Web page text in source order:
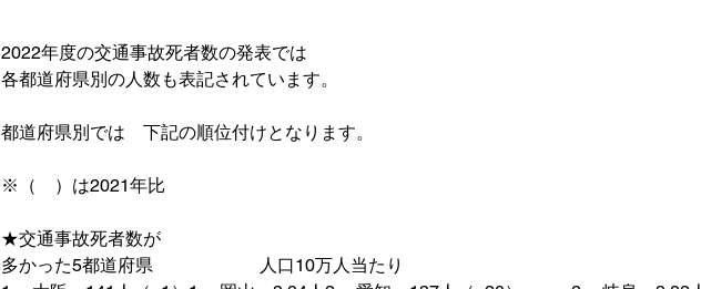
2022年度の交通事故死者数の発表では
各都道府県別の人数も表記されています。
都道府県別では　下記の順位付けとなります。
※（　）は2021年比
多かった5都道府県 人口10万人当たり